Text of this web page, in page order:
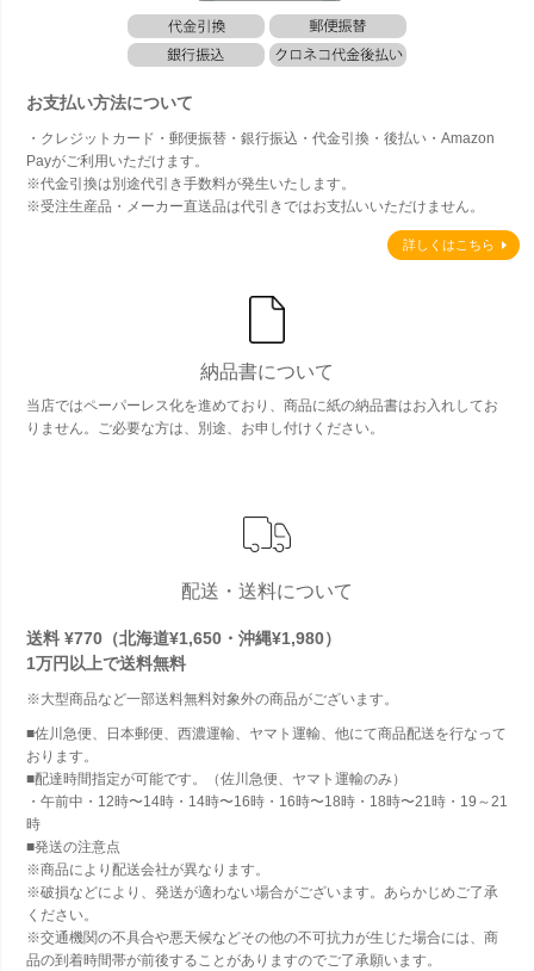
お支払い方法について
・クレジットカード・郵便振替・銀行振込・代金引換・後払い・Amazon
Payがご利用いただけます。
※代金引換は別途代引き手数料が発生いたします。
※受注生産品・メーカー直送品は代引きではお支払いいただけません。
詳しくはこちら
納品書について
当店ではペーパーレス化を進めており、商品に紙の納品書はお入れしてお
りません。ご必要な方は、別途、お申し付けください。
配送・送料について
送料 ¥770（北海道¥1,650・沖縄¥1,980）
1万円以上で送料無料
※大型商品など一部送料無料対象外の商品がございます。
■佐川急便、日本郵便、西濃運輸、ヤマト運輸、他にて商品配送を行なって
おります。
■配達時間指定が可能です。（佐川急便、ヤマト運輸のみ）
・午前中・12時〜14時・14時〜16時・16時〜18時・18時〜21時・19～21
時
■発送の注意点
※商品により配送会社が異なります。
※破損などにより、発送が適わない場合がございます。あらかじめご了承
ください。
※交通機関の不具合や悪天候などその他の不可抗力が生じた場合には、商
品の到着時間帯が前後することがありますのでご了承願います。